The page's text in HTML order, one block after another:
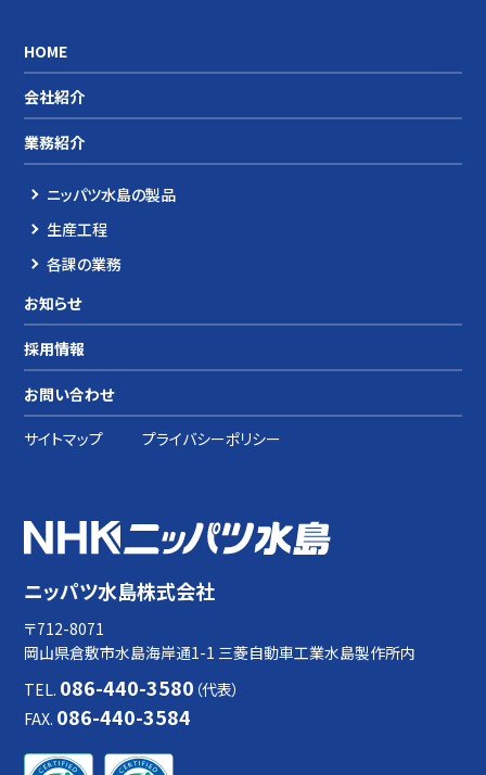
HOME
会社紹介
業務紹介
ニッパツ水島の製品
生産工程
各課の業務
お知らせ
採用情報
お問い合わせ
サイトマップ プライバシーポリシー
ニッパツ水島株式会社
〒712-8071
岡山県倉敷市水島海岸通1-1 三菱自動車工業水島製作所内
TEL. 086-440-3580 （代表）
FAX. 086-440-3584